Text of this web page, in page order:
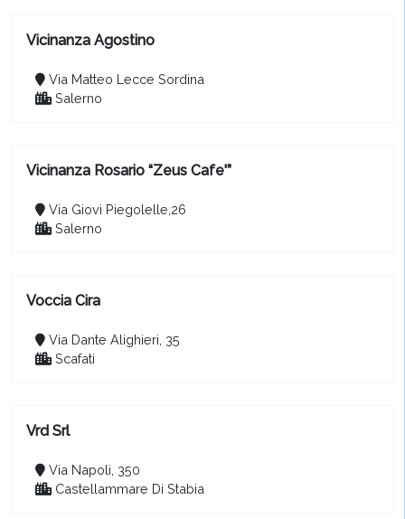
Vicinanza Agostino
Via Matteo Lecce Sordina
Salerno
Vicinanza Rosario “Zeus Cafe'”
Via Giovi Piegolelle,26
Salerno
Voccia Cira
Via Dante Alighieri, 35
Scafati
Vrd Srl
Via Napoli, 350
Castellammare Di Stabia